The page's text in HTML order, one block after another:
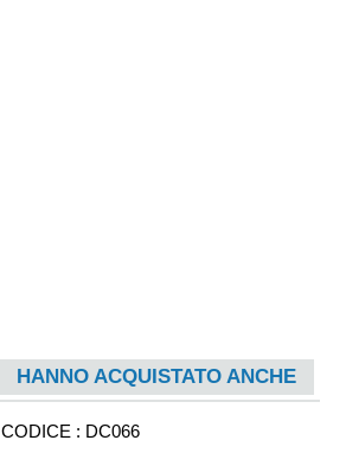
HANNO ACQUISTATO ANCHE
CODICE : DC066